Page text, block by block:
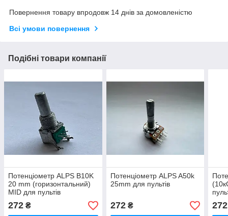
Повернення товару впродовж 14 днів за домовленістю
Всі умови повернення
Подібні товари компанії
Потенціометр ALPS B10K
20 mm (горизонтальний)
MID для пультів
272 ₴
Потенціометр ALPS A50k
25mm для пультів
272₴
GB4
272